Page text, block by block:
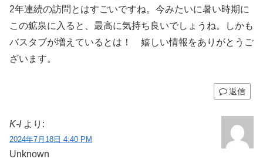
2年連続の訪問とはすごいですね。今みたいに暑い時期に
この鉱泉に入ると、最高に気持ち良いでしょうね。しかも
バスタブが増えているとは！ 嬉しい情報をありがとうご
ざいます。
返信
K-I より:
2024年7月18日 4:40 PM
Unknown